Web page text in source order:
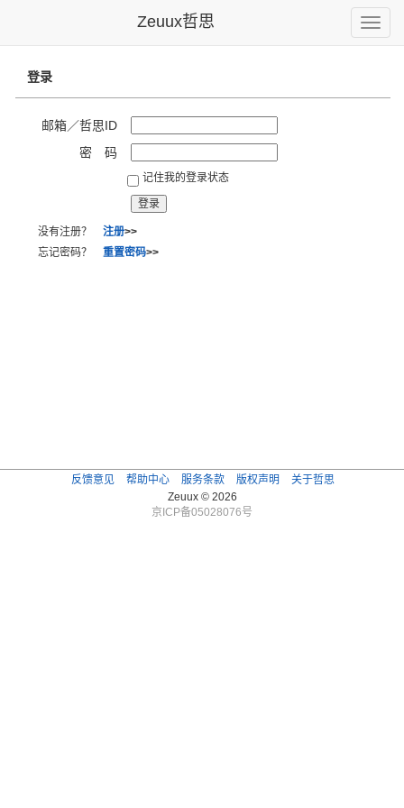
Toggle
Zeuux哲思
登录
邮箱／哲思ID
密 码
记住我的登录状态
没有注册？ 注册>>
忘记密码？ 重置密码>>
反馈意见 帮助中心 服务条款 版权声明
关于哲思
Zeuux © 2026
京ICP备05028076号